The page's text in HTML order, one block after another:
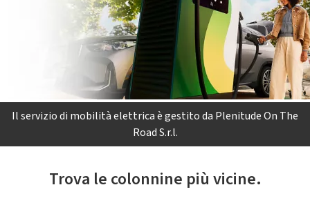
Il servizio di mobilità elettrica è gestito da Plenitude On The
Road S.r.l.
Trova le colonnine più vicine.